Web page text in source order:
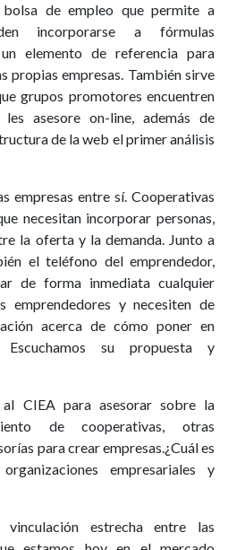
bolsa de empleo que permite a
incorporarse a fórmulas
elemento de referencia para
propias empresas. También sirve
grupos promotores encuentren
asesore on-line, además de
de la web el primer análisis
empresas entre sí. Cooperativas
necesitan incorporar personas,
la oferta y la demanda. Junto a
el teléfono del emprendedor,
de forma inmediata cualquier
emprendedores y necesiten de
acerca de cómo poner en
su propuesta y
CIEA para asesorar sobre la
de cooperativas, otras
para crear empresas.¿Cuál es
empresariales y
estrecha entre las